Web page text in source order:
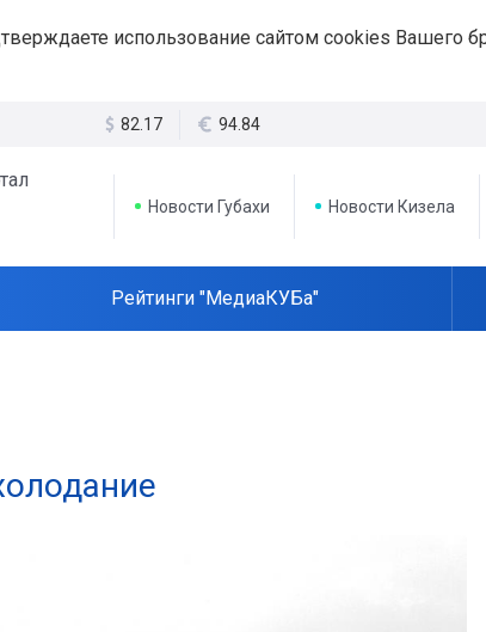
использование сайтом cookies Вашего
82.17 94.84
Новости Губахи Новости Кизела
Рейтинги "МедиаКУБа"